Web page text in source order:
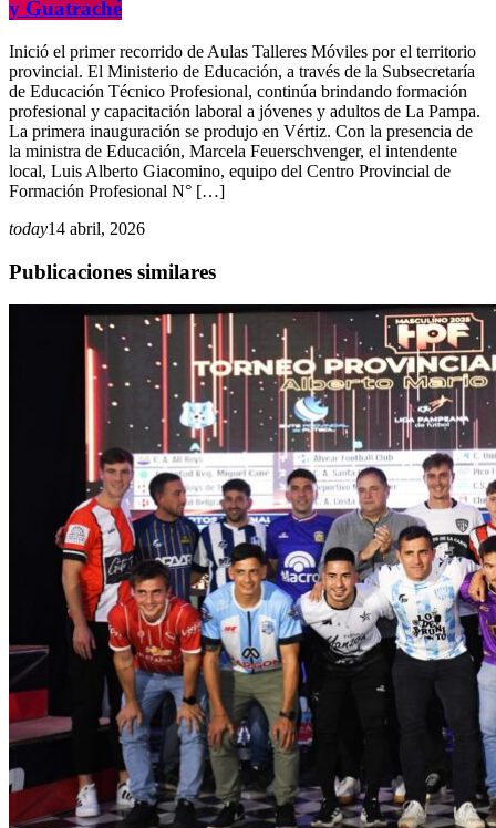
y Guatraché
Inició el primer recorrido de Aulas Talleres Móviles por el territorio
provincial. El Ministerio de Educación, a través de la Subsecretaría
de Educación Técnico Profesional, continúa brindando formación
profesional y capacitación laboral a jóvenes y adultos de La Pampa.
La primera inauguración se produjo en Vértiz. Con la presencia de
la ministra de Educación, Marcela Feuerschvenger, el intendente
local, Luis Alberto Giacomino, equipo del Centro Provincial de
Formación Profesional N° […]
today14 abril, 2026
Publicaciones similares